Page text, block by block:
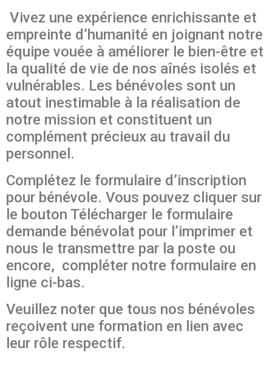
Vivez une expérience enrichissante et
empreinte d’humanité en joignant notre
équipe vouée à améliorer le bien-être et
la qualité de vie de nos aînés isolés et
vulnérables. Les bénévoles sont un
atout inestimable à la réalisation de
notre mission et constituent un
complément précieux au travail du
personnel.
Complétez le formulaire d’inscription
pour bénévole. Vous pouvez cliquer sur
le bouton Télécharger le formulaire
demande bénévolat pour l’imprimer et
nous le transmettre par la poste ou
encore, compléter notre formulaire en
ligne ci-bas.
Veuillez noter que tous nos bénévoles
reçoivent une formation en lien avec
leur rôle respectif.